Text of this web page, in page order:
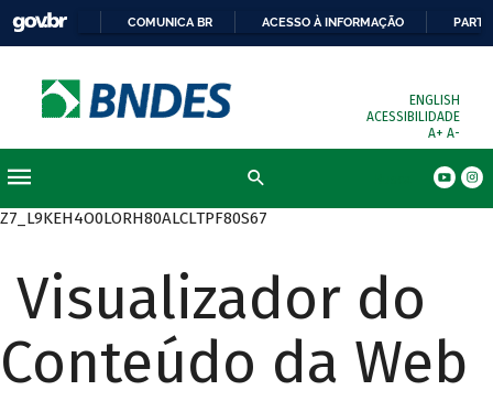
COMUNICA BR ACESSO À INFORMAÇÃO
ENGLISH
ACESSIBILIDADE
A+ A-
Z7_L9KEH4O0LORH80ALCLTPF80S67
Visualizador do
Conteúdo da Web